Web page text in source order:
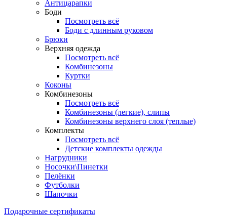
Антицарапки
Боди
Посмотреть всё
Боди с длинным руковом
Брюки
Верхняя одежда
Посмотреть всё
Комбинезоны
Куртки
Коконы
Комбинезоны
Посмотреть всё
Комбинезоны (легкие), слипы
Комбинезоны верхнего слоя (теплые)
Комплекты
Посмотреть всё
Детские комплекты одежды
Нагрудники
Носочки\Пинетки
Пелёнки
Футболки
Шапочки
Подарочные сертификаты